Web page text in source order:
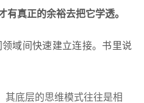
有真正的余裕去把它学透。
域间快速建立连接。书里说
其底层的思维模式往往是相